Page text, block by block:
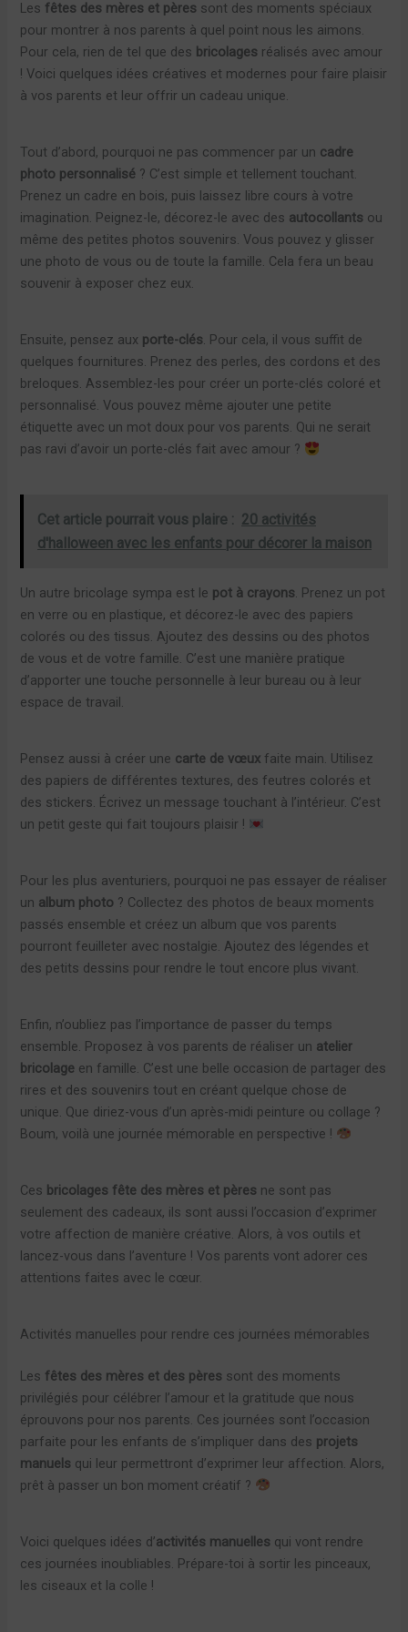
Les fêtes des mères et pères sont des moments spéciaux
pour montrer à nos parents à quel point nous les aimons.
Pour cela, rien de tel que des bricolages réalisés avec amour
! Voici quelques idées créatives et modernes pour faire plaisir
à vos parents et leur offrir un cadeau unique.
Tout d’abord, pourquoi ne pas commencer par un cadre
photo personnalisé ? C’est simple et tellement touchant.
Prenez un cadre en bois, puis laissez libre cours à votre
imagination. Peignez-le, décorez-le avec des autocollants ou
même des petites photos souvenirs. Vous pouvez y glisser
une photo de vous ou de toute la famille. Cela fera un beau
souvenir à exposer chez eux.
Ensuite, pensez aux porte-clés. Pour cela, il vous suffit de
quelques fournitures. Prenez des perles, des cordons et des
breloques. Assemblez-les pour créer un porte-clés coloré et
personnalisé. Vous pouvez même ajouter une petite
étiquette avec un mot doux pour vos parents. Qui ne serait
pas ravi d’avoir un porte-clés fait avec amour ?
Cet article pourrait vous plaire : 20 activités
d'halloween avec les enfants pour décorer la maison
Un autre bricolage sympa est le pot à crayons. Prenez un pot
en verre ou en plastique, et décorez-le avec des papiers
colorés ou des tissus. Ajoutez des dessins ou des photos
de vous et de votre famille. C’est une manière pratique
d’apporter une touche personnelle à leur bureau ou à leur
espace de travail.
Pensez aussi à créer une carte de vœux faite main. Utilisez
des papiers de différentes textures, des feutres colorés et
des stickers. Écrivez un message touchant à l’intérieur. C’est
un petit geste qui fait toujours plaisir !
Pour les plus aventuriers, pourquoi ne pas essayer de réaliser
un album photo ? Collectez des photos de beaux moments
passés ensemble et créez un album que vos parents
pourront feuilleter avec nostalgie. Ajoutez des légendes et
des petits dessins pour rendre le tout encore plus vivant.
Enfin, n’oubliez pas l’importance de passer du temps
ensemble. Proposez à vos parents de réaliser un atelier
bricolage en famille. C’est une belle occasion de partager des
rires et des souvenirs tout en créant quelque chose de
unique. Que diriez-vous d’un après-midi peinture ou collage ?
Boum, voilà une journée mémorable en perspective !
Ces bricolages fête des mères et pères ne sont pas
seulement des cadeaux, ils sont aussi l’occasion d’exprimer
votre affection de manière créative. Alors, à vos outils et
lancez-vous dans l’aventure ! Vos parents vont adorer ces
attentions faites avec le cœur.
Activités manuelles pour rendre ces journées mémorables
Les fêtes des mères et des pères sont des moments
privilégiés pour célébrer l’amour et la gratitude que nous
éprouvons pour nos parents. Ces journées sont l’occasion
parfaite pour les enfants de s’impliquer dans des projets
manuels qui leur permettront d’exprimer leur affection. Alors,
prêt à passer un bon moment créatif ?
Voici quelques idées d’activités manuelles qui vont rendre
ces journées inoubliables. Prépare-toi à sortir les pinceaux,
les ciseaux et la colle !